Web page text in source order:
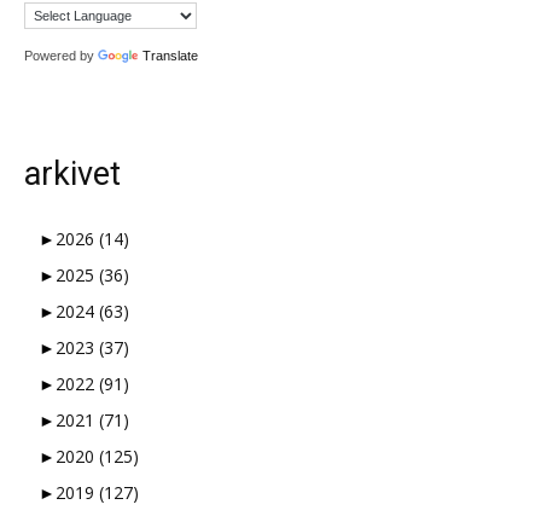
Powered by Translate
arkivet
► 2026 (14)
► 2025 (36)
► 2024 (63)
► 2023 (37)
► 2022 (91)
► 2021 (71)
► 2020 (125)
► 2019 (127)